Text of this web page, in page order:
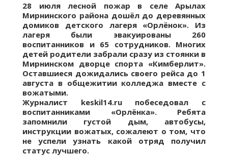
28 июля лесной пожар в селе Арылах
Мирнинского района дошёл до деревянных
домиков детского лагеря «Орлёнок». Из
лагеря были эвакуированы 260
воспитанников и 65 сотрудников. Многих
детей родители забрали сразу из стоянки в
Мирнинском дворце спорта «Кимберлит».
Оставшиеся дожидались своего рейса до 1
августа в общежитии колледжа вместе с
вожатыми.
Журналист keskil14.ru побеседовал с
воспитанниками «Орлёнка». Ребята
запомнили густой дым, автобусы,
инструкции вожатых, сожалеют о том, что
не успели узнать какой отряд получил
статус лучшего.